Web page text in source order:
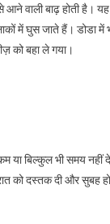
बाढ़ होती है। यह
में घुस जाते हैं। डोडा
को बहा ले गया।
बिल्कुल भी समय नहीं
को दस्तक दी और सुबह